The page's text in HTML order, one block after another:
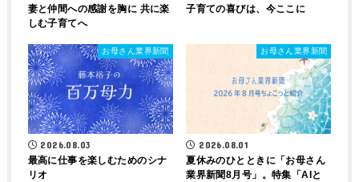
妻と仲間への感謝を胸に 共に楽
しむ子育てへ
子育ての喜びは、今ここに
お母さん業界新聞
2026.08.03
最高に仕事を楽しむためのシナ
リオ
お母さん業界新聞
2026.08.01
夏休みのひとときに「お母さん
業界新聞8月号」。特集「AIと